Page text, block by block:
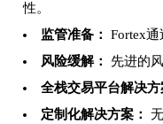
性。
监管准备：
Fortex
风险缓解：
先进的
全栈交易平台解决方
定制化解决方案：